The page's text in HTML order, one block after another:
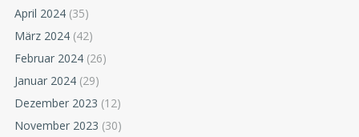
April 2024 (35)
März 2024 (42)
Februar 2024 (26)
Januar 2024 (29)
Dezember 2023 (12)
November 2023 (30)